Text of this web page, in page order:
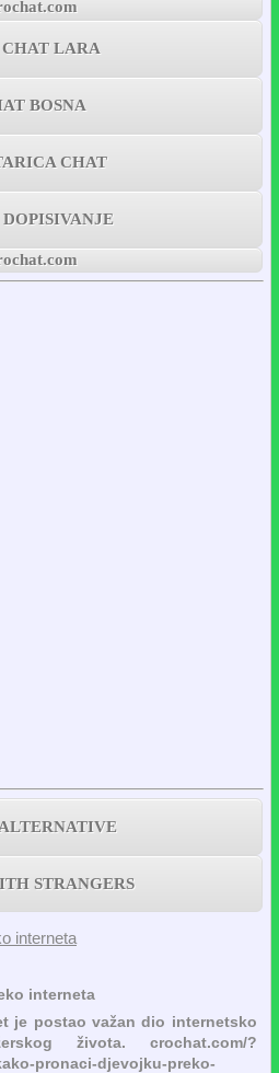
LARA
BOSNA
CHAT
STRANGERS
interneta
interneta
je postao važan dio internetsko
života. crochat.com/?
pronaci-djevojku-preko-